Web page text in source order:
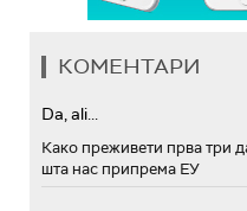
КОМЕНТАРИ
Da, ali...
Како преживети прва три
шта нас припрема ЕУ